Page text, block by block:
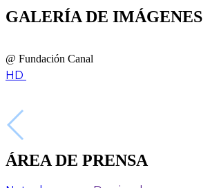
GALERÍA DE IMÁGENES
@ Fundación Canal
HD
ÁREA DE PRENSA